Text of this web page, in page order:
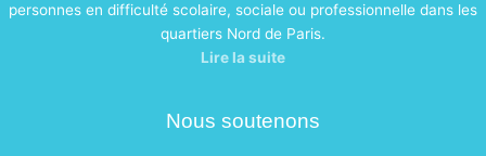
personnes en difficulté scolaire, sociale ou professionnelle dans les
quartiers Nord de Paris.
Lire la suite
Nous soutenons